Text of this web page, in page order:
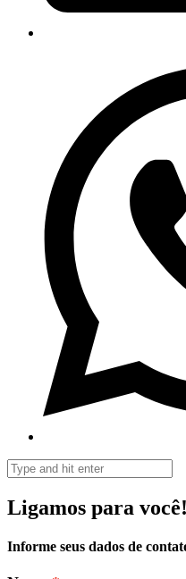
Ligamos para você!
Informe seus dados de